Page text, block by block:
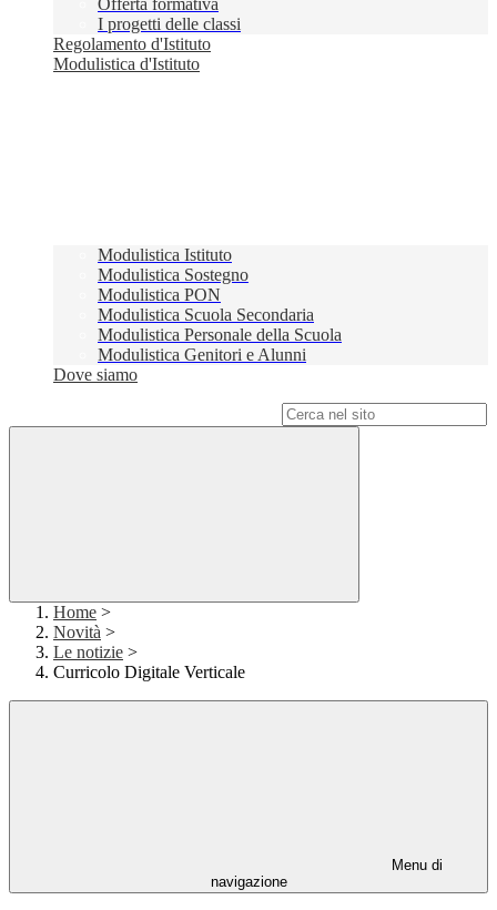
Offerta formativa
I progetti delle classi
Regolamento d'Istituto
Modulistica d'Istituto
Modulistica Istituto
Modulistica Sostegno
Modulistica PON
Modulistica Scuola Secondaria
Modulistica Personale della Scuola
Modulistica Genitori e Alunni
Dove siamo
Home >
Novità >
Le notizie >
Curricolo Digitale Verticale
Menu di
navigazione